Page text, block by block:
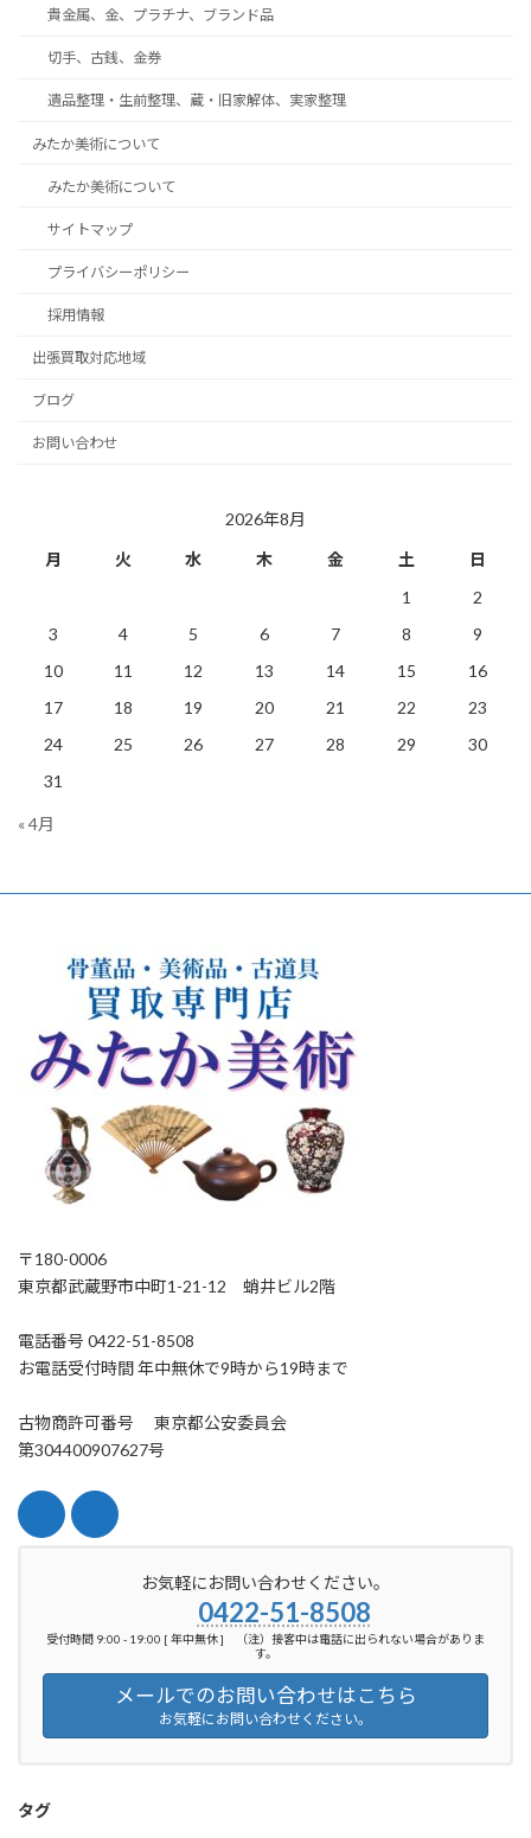
貴金属、金、プラチナ、ブランド品
切手、古銭、金券
遺品整理・生前整理、蔵・旧家解体、実家整理
みたか美術について
みたか美術について
サイトマップ
プライバシーポリシー
採用情報
出張買取対応地域
ブログ
お問い合わせ
2026年8月
月
火 水 木 金 土
日
1
2
3
4 5 6 7 8
9
10
11 12 13 14 15
16
17
18 19 20 21 22
23
24
25 26 27 28 29
30
31
« 4月
〒180-0006
東京都武蔵野市中町1-21-12 蛸井ビル2階
電話番号 0422-51-8508
お電話受付時間 年中無休で9時から19時まで
古物商許可番号 東京都公安委員会
第304400907627号
お気軽にお問い合わせください。
0422-51-8508
受付時間 9:00 - 19:00 [ 年中無休 ] （注）接客中は電話に出られない場合がありま
す。
メールでのお問い合わせはこちら
お気軽にお問い合わせください。
タグ